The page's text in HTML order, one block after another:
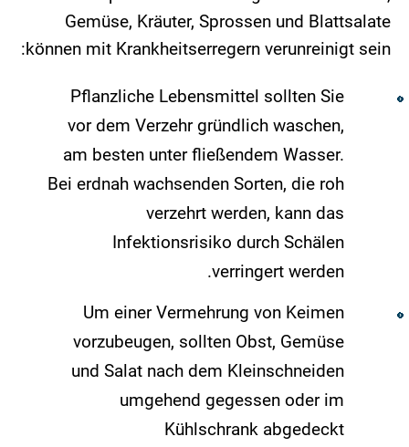
Gemüse, Kräuter, Sprossen und Blattsalate
können mit Krankheitserregern verunreinigt sein:
Pflanzliche Lebensmittel sollten Sie
vor dem Verzehr gründlich waschen,
am besten unter fließendem Wasser.
Bei erdnah wachsenden Sorten, die roh
verzehrt werden, kann das
Infektionsrisiko durch Schälen
verringert werden.
Um einer Vermehrung von Keimen
vorzubeugen, sollten Obst, Gemüse
und Salat nach dem Kleinschneiden
umgehend gegessen oder im
Kühlschrank abgedeckt